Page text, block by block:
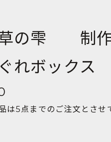
の雫 制作
れボックス
は5点までのご注文とさせ